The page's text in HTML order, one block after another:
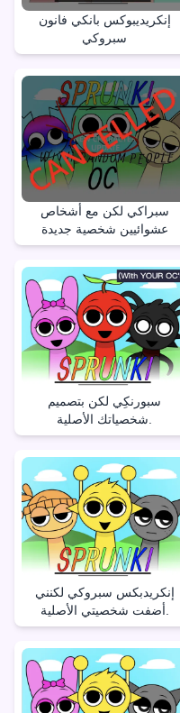
إنكريديبوكس بانكي فانون
سبروكي
سبراكي لكن مع أشخاص
عشوائيين شخصية جديدة
سبورنكِي لكن بتصميم
إنكريدبكس سبروكي لكنني